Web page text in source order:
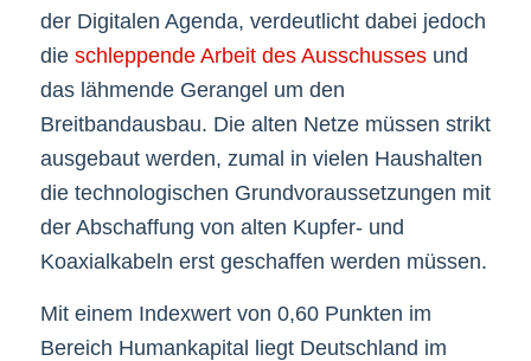
der Digitalen Agenda, verdeutlicht dabei jedoch
die schleppende Arbeit des Ausschussesund
das lähmende Gerangel um den
Breitbandausbau. Die alten Netze müssen strikt
ausgebaut werden, zumal in vielen Haushalten
die technologischen Grundvoraussetzungen mit
der Abschaffung von alten Kupfer- und
Koaxialkabeln erst geschaffen werden müssen.
Mit einem Indexwert von 0,60 Punkten im
Bereich Humankapital liegt Deutschland im